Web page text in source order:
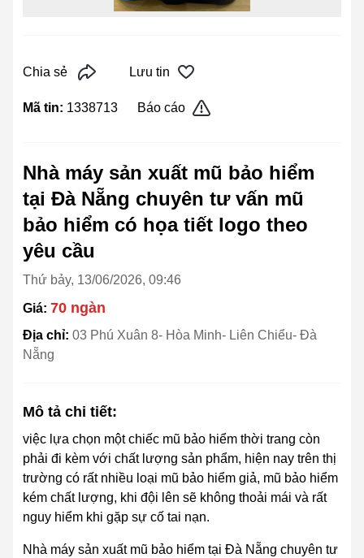
Chia sẻ Lưu tin
Mã tin: 1338713 Báo cáo
Nhà máy sản xuất mũ bảo hiểm
tại Đà Nẵng chuyên tư vấn mũ
bảo hiểm có họa tiết logo theo
yêu cầu
Thứ bảy, 13/06/2026, 09:46
Giá: 70 ngàn
Địa chỉ: 03 Phú Xuân 8- Hòa Minh- Liên Chiểu- Đà
Nẵng
Mô tả chi tiết:
việc lựa chọn một chiếc mũ bảo hiểm thời trang còn
phải đi kèm với chất lượng sản phẩm, hiện nay trên thị
trường có rất nhiều loại mũ bảo hiểm giả, mũ bảo hiểm
kém chất lượng, khi đội lên sẽ không thoải mái và rất
nguy hiểm khi gặp sự cố tai nạn.
Nhà máy sản xuất mũ bảo hiểm tại Đà Nẵng chuyên tư